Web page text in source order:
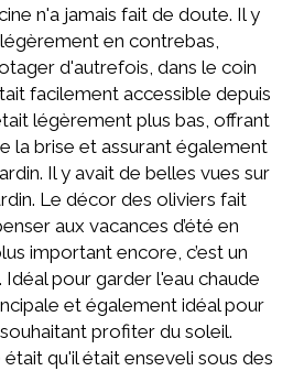
n'a jamais fait de doute. Il y
en contrebas,
d'autrefois, dans le coin
facilement accessible depuis
légèrement plus bas, offrant
la brise et assurant également
Il y avait de belles vues sur
Le décor des oliviers fait
aux vacances d’été en
important encore, c’est un
pour garder l'eau chaude
et également idéal pour
profiter du soleil.
qu'il était enseveli sous des